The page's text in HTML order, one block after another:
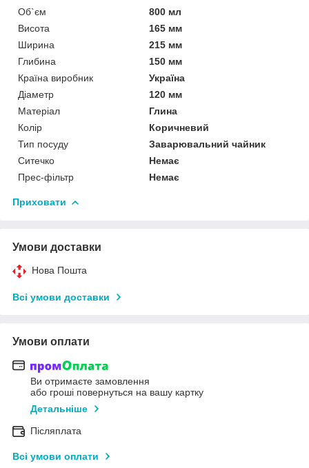
Об`єм
800 мл
Висота
165 мм
Ширина
215 мм
Глибина
150 мм
Країна виробник
Україна
Діаметр
120 мм
Матеріал
Глина
Колір
Коричневий
Тип посуду
Заварювальний чайник
Ситечко
Немає
Прес-фільтр
Немає
Приховати
Умови доставки
Нова Пошта
Всі умови доставки
Умови оплати
Ви отримаєте замовлення
або гроші повернуться на вашу картку
Детальніше
Післяплата
Всі умови оплати